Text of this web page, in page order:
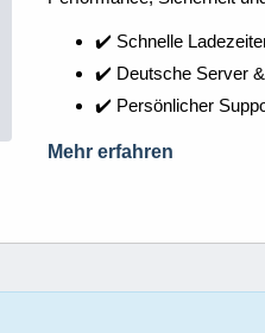
✔️ Schnelle
✔️ Deutsche Server
✔️ Persönlicher
Mehr erfahren